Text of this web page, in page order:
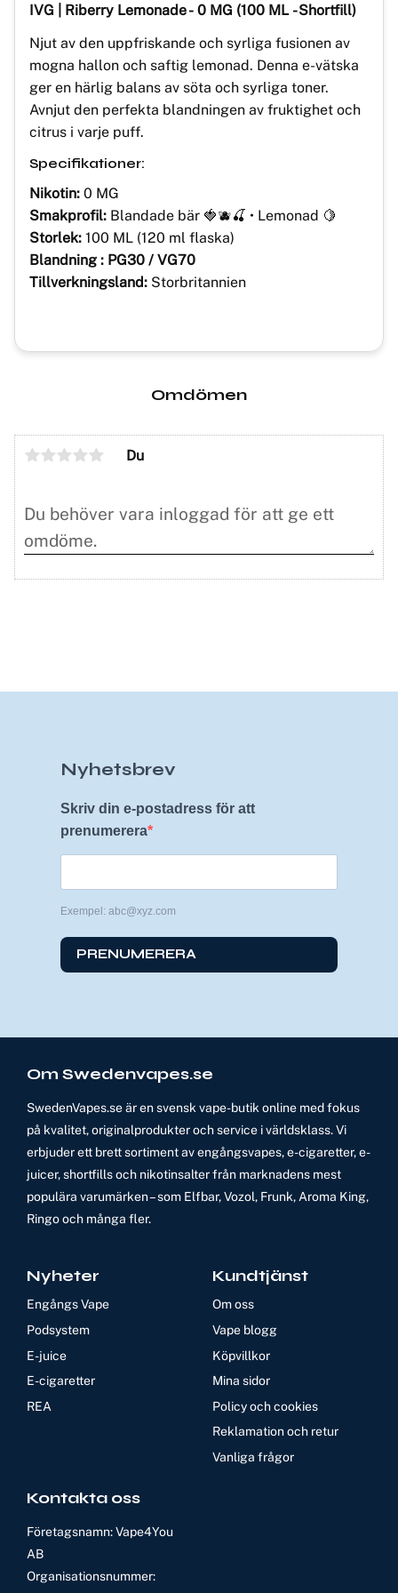
IVG | Riberry Lemonade- 0 MG (100 ML - Shortfill)
Njut av den uppfriskande och syrliga fusionen av
mogna hallon och saftig lemonad. Denna e-vätska
ger en härlig balans av söta och syrliga toner.
Avnjut den perfekta blandningen av fruktighet och
citrus i varje puff.
Specifikationer:
Nikotin: 0 MG
Smakprofil: Blandade bär 🍓🫐🍒 • Lemonad 🍋
Storlek: 100 ML (120 ml flaska)
Blandning : PG30 / VG70
Tillverkningsland: Storbritannien
Omdömen
Du
Nyhetsbrev
Skriv din e-postadress för att
prenumerera
Exempel: abc@xyz.com
PRENUMERERA
Om Swedenvapes.se
SwedenVapes.se är en svensk vape-butik online med fokus
på kvalitet, originalprodukter och service i världsklass. Vi
erbjuder ett brett sortiment av engångsvapes, e-cigaretter, e-
juicer, shortfills och nikotinsalter från marknadens mest
populära varumärken – som Elfbar, Vozol, Frunk, Aroma King,
Ringo och många fler.
Nyheter
Engångs Vape
Podsystem
E-juice
E-cigaretter
REA
Kundtjänst
Om oss
Vape blogg
Köpvillkor
Mina sidor
Policy och cookies
Reklamation och retur
Vanliga frågor
Kontakta oss
Företagsnamn: Vape4You
AB
Organisationsnummer: